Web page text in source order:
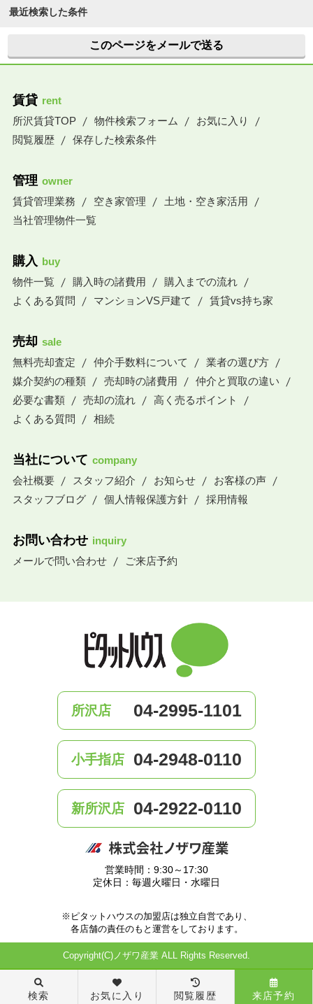
最近検索した条件
このページをメールで送る
賃貸 rent
所沢賃貸TOP
物件検索フォーム
お気に入り
閲覧履歴
保存した検索条件
管理 owner
賃貸管理業務
空き家管理
土地・空き家活用
当社管理物件一覧
購入 buy
物件一覧
購入時の諸費用
購入までの流れ
よくある質問
マンションVS戸建て 賃貸vs持ち家
売却 sale
無料売却査定
仲介手数料について
業者の選び方
媒介契約の種類
売却時の諸費用
仲介と買取の違い
必要な書類
売却の流れ
高く売るポイント
よくある質問
相続
当社について company
会社概要
スタッフ紹介 お知らせ
お客様の声
スタッフブログ
個人情報保護方針 採用情報
お問い合わせ inquiry
メールで問い合わせ
ご来店予約
所沢店 04-2995-1101
小手指店 04-2948-0110
新所沢店 04-2922-0110
営業時間：9:30～17:30
定休日：毎週火曜日・水曜日
※ピタットハウスの加盟店は独立自営であり、
各店舗の責任のもと運営をしております。
Copyright(C)ノザワ産業 ALL Rights Reserved.
検索 お気に入り 閲覧履歴 来店予約